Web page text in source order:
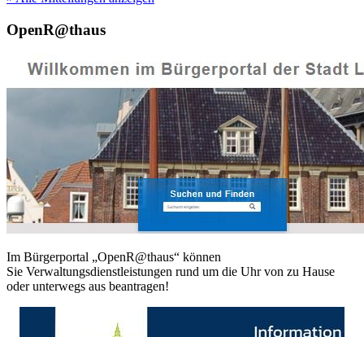
OpenR@thaus
Im Bürgerportal „OpenR@thaus“ können
Sie Verwaltungsdienstleistungen rund um die Uhr von zu Hause
oder unterwegs aus beantragen!